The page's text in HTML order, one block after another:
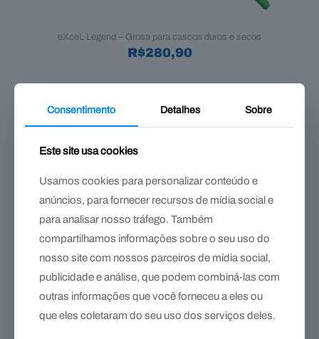
eXceL Legend – Grosa para cascos duros e secos
R$280,90
Consentimento Detalhes Sobre
Este site usa cookies
Usamos cookies para personalizar conteúdo e
anúncios, para fornecer recursos de mídia social e
para analisar nosso tráfego. Também
compartilhamos informações sobre o seu uso do
nosso site com nossos parceiros de mídia social,
publicidade e análise, que podem combiná-las com
outras informações que você forneceu a eles ou
que eles coletaram do seu uso dos serviços deles.